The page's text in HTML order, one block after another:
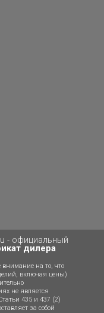
- официальный
дилера
внимание на то, что
включая цены)
не является
435 и 437 (2)
за собой